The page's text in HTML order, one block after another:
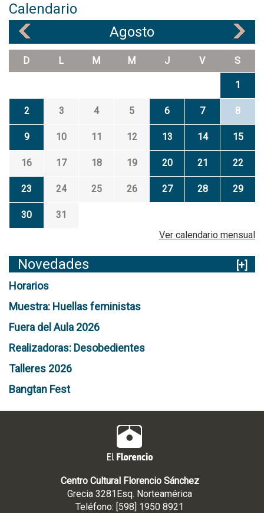
Calendario
Agosto
D L M M J V S
1
2 3 4 5 6 7 8
9 10 11 12 13 14 15
16 17 18 19 20 21 22
23 24 25 26 27 28 29
30
31
Ver calendario mensual
Novedades
[+]
Horarios
Muestra: Huellas feministas
Fuera del Aula 2026
Realizadoras: Desobedientes
Talleres 2026
Bangtan Fest
Centro Cultural Florencio Sánchez
Grecia 3281Esq. Norteamérica
Teléfono: [598] 1950 8921